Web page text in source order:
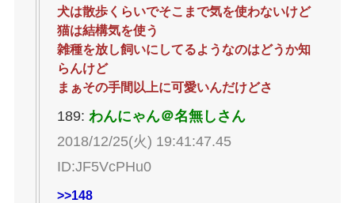
犬は散歩くらいでそこまで気を使わないけど
猫は結構気を使う
雑種を放し飼いにしてるようなのはどうか知
らんけど
まぁその手間以上に可愛いんだけどさ
189: わんにゃん＠名無しさん
2018/12/25(火) 19:41:47.45
ID:JF5VcPHu0
>>148